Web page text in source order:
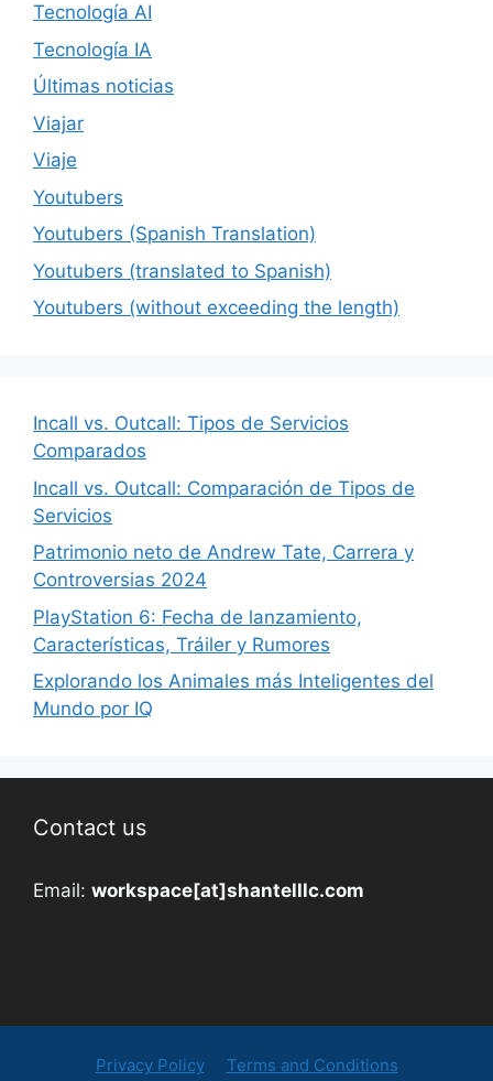
Tecnología AI
Tecnología IA
Últimas noticias
Viajar
Viaje
Youtubers
Youtubers (Spanish Translation)
Youtubers (translated to Spanish)
Youtubers (without exceeding the length)
Incall vs. Outcall: Tipos de Servicios
Comparados
Incall vs. Outcall: Comparación de Tipos de
Servicios
Patrimonio neto de Andrew Tate, Carrera y
Controversias 2024
PlayStation 6: Fecha de lanzamiento,
Características, Tráiler y Rumores
Explorando los Animales más Inteligentes del
Mundo por IQ
Contact us
Email: workspace[at]shantelllc.com
Privacy Policy Terms and Conditions